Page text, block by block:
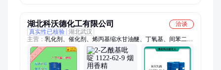
湖北科沃德化工有限公司
洽谈
真实性已核验 湖北武汉
主营： 乳化剂、催化剂、烯丙基缩水甘油醚、丁氧基、间苯二甲
胺、航空煤油、六甲基二硅氮烷、硅酸乙酯、月桂酰肌氨酸钠、
安息香乙醚、光引发剂BP、二苯甲酮、硫氰酸亚铜、四甲氧基
硅烷、异佛尔酮二异氰酸酯